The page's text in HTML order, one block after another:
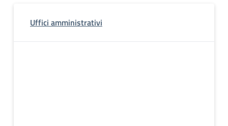
Uffici amministrativi